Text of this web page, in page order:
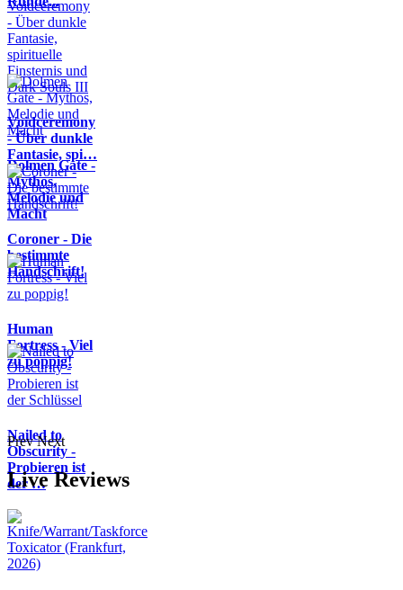
Voidceremony
- Über dunkle
Fantasie, spi…
Dolmen Gate -
Mythos,
Melodie und
Macht
Coroner - Die
bestimmte
Handschrift!
Human
Fortress - Viel
zu poppig!
Nailed to
Obscurity -
Probieren ist
der …
Prev Next
Live Reviews